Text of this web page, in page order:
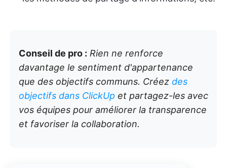
Conseil de pro : Rien ne renforce
davantage le sentiment d'appartenance
que des objectifs communs. Créez des
objectifs dans ClickUp et partagez-les avec
vos équipes pour améliorer la transparence
et favoriser la collaboration.